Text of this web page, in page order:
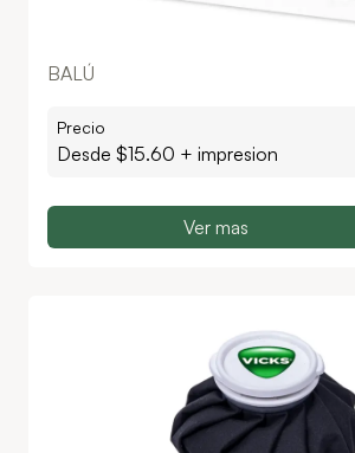
BALÚ
Precio
Desde $15.60 + impresion
Ver mas